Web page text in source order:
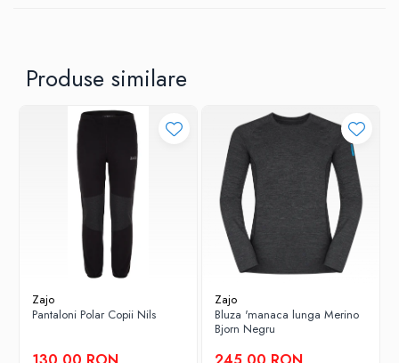
Detalii technice:
material: lana merino
greutate: 135 gr
structura: 83% Merino wool, 12% Nylon, 5% Spandex, 18,5
cusaturile plate care previn frecarea pentru a spori confortul
manecile lungi Raglan
Produse similare
Zajo
Pantaloni Polar Copii Nils
Zajo
Bluza 'manaca lunga Merino
Bjorn Negru